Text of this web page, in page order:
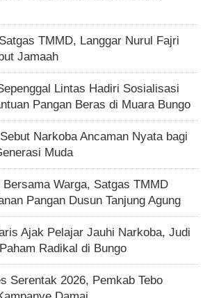
TMMD, Langgar Nurul Fajri
Jamaah
Lintas Hadiri Sosialisasi
Pangan Beras di Muara Bungo
Narkoba Ancaman Nyata bagi
Muda
Bersama Warga, Satgas TMMD
Pangan Dusun Tanjung Agung
Ajak Pelajar Jauhi Narkoba, Judi
Radikal di Bungo
Serentak 2026, Pemkab Tebo